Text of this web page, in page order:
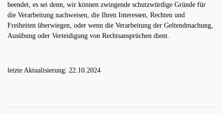
beendet, es sei denn, wir können zwingende schutzwürdige Gründe für
die Verarbeitung nachweisen, die Ihren Interessen, Rechten und
Freiheiten überwiegen, oder wenn die Verarbeitung der Geltendmachung,
Ausübung oder Verteidigung von Rechtsansprüchen dient.
letzte Aktualisierung: 22.10.2024